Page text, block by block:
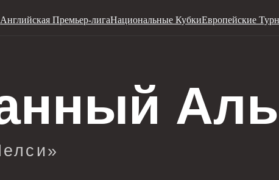
Английская Премьер-лигаНациональные КубкиЕвропейские